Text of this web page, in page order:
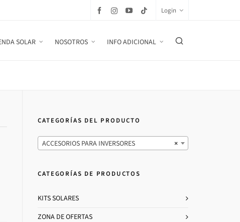
Login
SOLAR NOSOTROS INFO ADICIONAL
CATEGORÍAS DEL PRODUCTO
×
ACCESORIOS PARA INVERSORES
CATEGORÍAS DE PRODUCTOS
KITS SOLARES
ZONA DE OFERTAS